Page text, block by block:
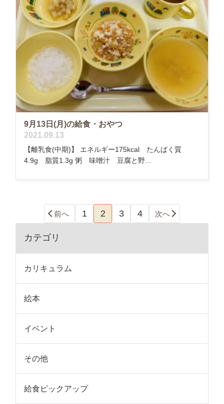
9月13日(月)の給食・おやつ
2021.09.13
【離乳食(中期)】 エネルギー175kcal たんぱく質
4.9g 脂質1.3g 粥 味噌汁 豆腐と野...
前へ 1 2 3 4 次へ
カテゴリ
カリキュラム
絵本
イベント
その他
給食ピックアップ